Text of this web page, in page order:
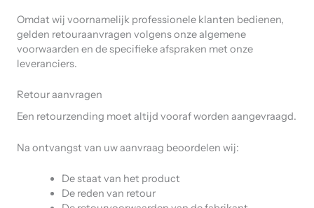
Omdat wij voornamelijk professionele klanten bedienen,
gelden retouraanvragen volgens onze algemene
voorwaarden en de specifieke afspraken met onze
leveranciers.
Retour aanvragen
Een retourzending moet altijd vooraf worden aangevraagd.
Na ontvangst van uw aanvraag beoordelen wij:
De staat van het product
De reden van retour